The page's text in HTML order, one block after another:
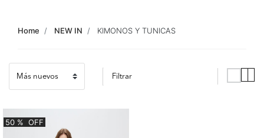
Home NEW IN KIMONOS Y TUNICAS
Filtrar
50 % OFF